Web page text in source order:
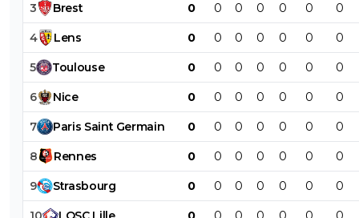
3 Brest 0 0 0 0 0 0 0
4 Lens 0 0 0 0 0 0 0
5 Toulouse 0 0 0 0 0 0 0
6 Nice 0 0 0 0 0 0 0
7 Paris Saint Germain 0 0 0 0 0 0 0
8 Rennes 0 0 0 0 0 0 0
9 Strasbourg 0 0 0 0 0 0 0